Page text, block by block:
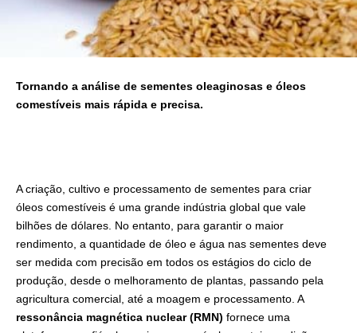
Tornando a análise de sementes oleaginosas e óleos
comestíveis mais rápida e precisa.
A criação, cultivo e processamento de sementes para criar
óleos comestíveis é uma grande indústria global que vale
bilhões de dólares. No entanto, para garantir o maior
rendimento, a quantidade de óleo e água nas sementes deve
ser medida com precisão em todos os estágios do ciclo de
produção, desde o melhoramento de plantas, passando pela
agricultura comercial, até a moagem e processamento. A
ressonância magnética nuclear (RMN) fornece uma